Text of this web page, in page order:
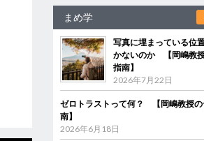
まめ学
写真に埋まっている位
かないのか 【岡嶋教
指南】
2026年7月22日
ゼロトラストって何？ 【岡嶋教授の
南】
2026年6月18日